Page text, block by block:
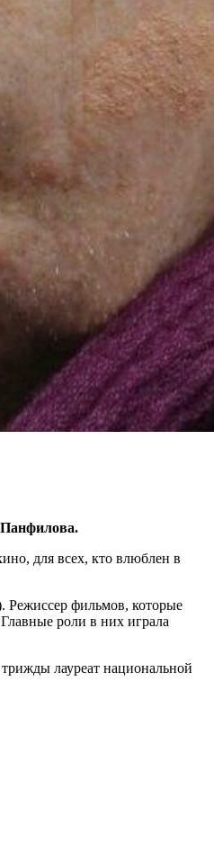
Панфилова.
для всех, кто влюблен в
Режиссер фильмов, которые
роли в них играла
лауреат национальной